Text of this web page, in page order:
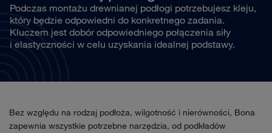
Podczas montażu drewnianej podłogi potrzebujesz kleju,
który będzie odpowiedni do konkretnego zadania.
Kluczem jest dobór odpowiedniego połączenia siły
i elastyczności w celu uzyskania idealnej podstawy.
Bez względu na rodzaj podłoża, wilgotność i nierówności, Bona
zapewnia wszystkie potrzebne narzędzia, od podkładów